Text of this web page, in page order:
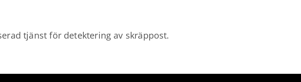
tjänst för detektering av skräppost.